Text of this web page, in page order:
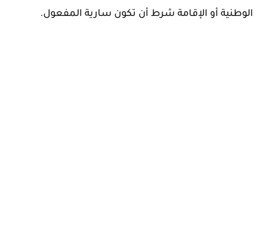
الوطنية أو الإقامة شرط أن تكون سارية المفعول.